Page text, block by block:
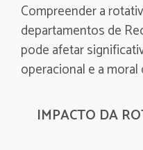
Compreender a
departamentos de
pode afetar
operacional e a moral
IMPACTO DA